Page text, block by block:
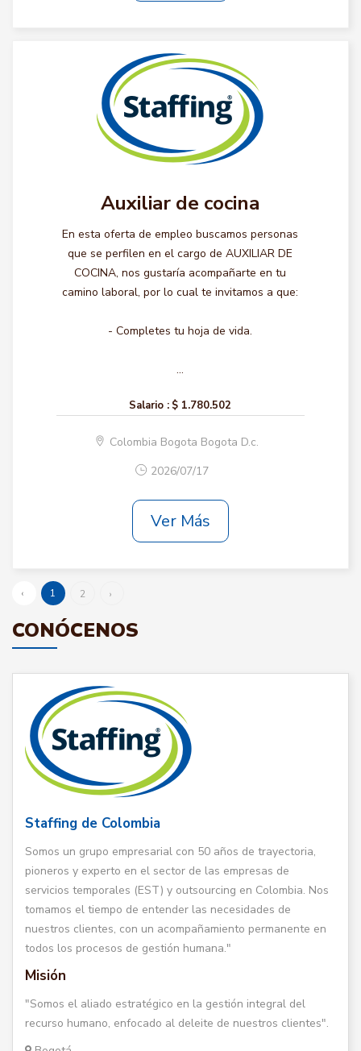
Auxiliar de cocina
En esta oferta de empleo buscamos personas
que se perfilen en el cargo de AUXILIAR DE
COCINA, nos gustaría acompañarte en tu
camino laboral, por lo cual te invitamos a que:
- Completes tu hoja de vida.
...
Salario : $ 1.780.502
Colombia Bogota Bogota D.c.
2026/07/17
Ver Más
‹ 1 2 ›
CONÓCENOS
Staffing de Colombia
Somos un grupo empresarial con 50 años de trayectoria,
pioneros y experto en el sector de las empresas de
servicios temporales (EST) y outsourcing en Colombia. Nos
tomamos el tiempo de entender las necesidades de
nuestros clientes, con un acompañamiento permanente en
todos los procesos de gestión humana."
Misión
"Somos el aliado estratégico en la gestión integral del
recurso humano, enfocado al deleite de nuestros clientes".